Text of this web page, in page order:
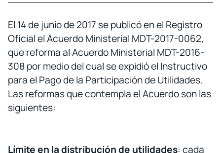
El 14 de junio de 2017 se publicó en el Registro
Oficial el Acuerdo Ministerial MDT-2017-0062,
que reforma al Acuerdo Ministerial MDT-2016-
308 por medio del cual se expidió el Instructivo
para el Pago de la Participación de Utilidades.
Las reformas que contempla el Acuerdo son las
siguientes:
Límite en la distribución de utilidades: cada